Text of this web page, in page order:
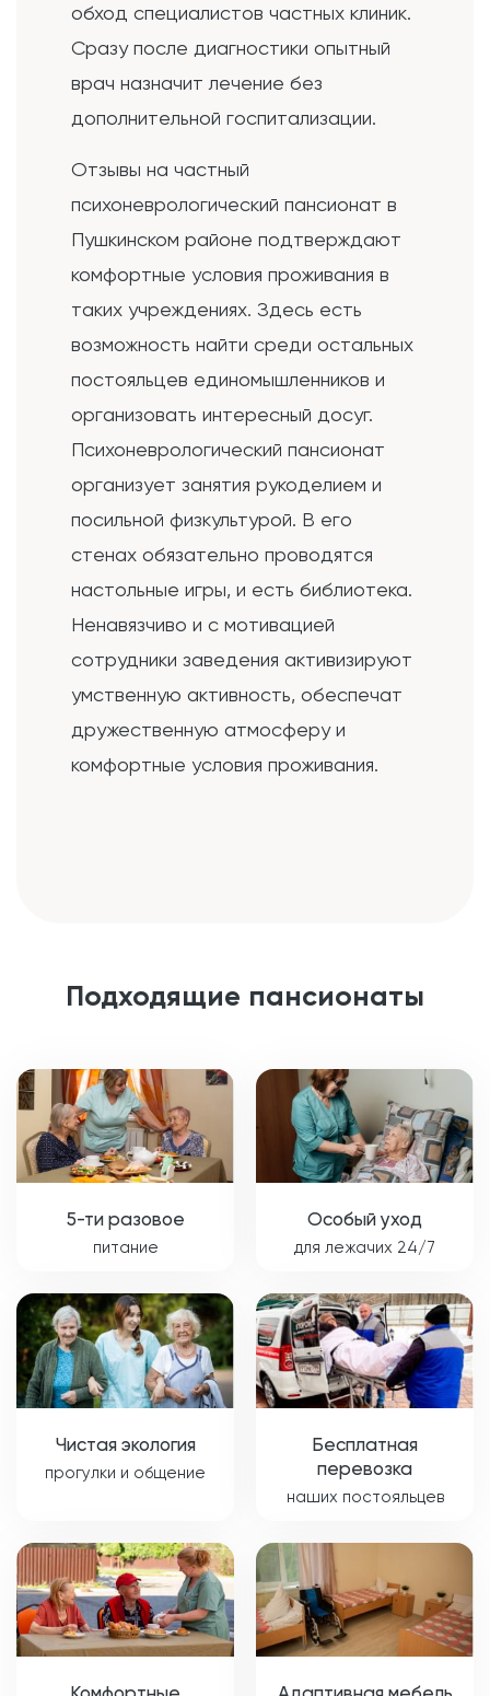
обход специалистов частных клиник.
Сразу после диагностики опытный
врач назначит лечение без
дополнительной госпитализации.
Отзывы на частный
психоневрологический пансионат в
Пушкинском районе подтверждают
комфортные условия проживания в
таких учреждениях. Здесь есть
возможность найти среди остальных
постояльцев единомышленников и
организовать интересный досуг.
Психоневрологический пансионат
организует занятия рукоделием и
посильной физкультурой. В его
стенах обязательно проводятся
настольные игры, и есть библиотека.
Ненавязчиво и с мотивацией
сотрудники заведения активизируют
умственную активность, обеспечат
дружественную атмосферу и
комфортные условия проживания.
Подходящие пансионаты
5-ти разовое
питание
Особый уход
для лежачих 24/7
Чистая экология
прогулки и общение
Бесплатная
перевозка
наших постояльцев